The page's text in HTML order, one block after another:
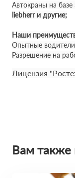
Автокраны на
liebherr и другие;
Наши
Опытные водители
Разрешение на
Лицензия
Вам также